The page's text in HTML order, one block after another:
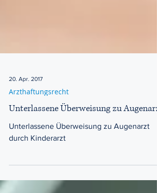
Arzthaftungsrecht
Unterlassene Überweisung zu Augenarzt